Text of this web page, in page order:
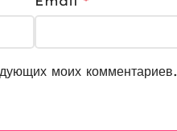
моих комментариев.